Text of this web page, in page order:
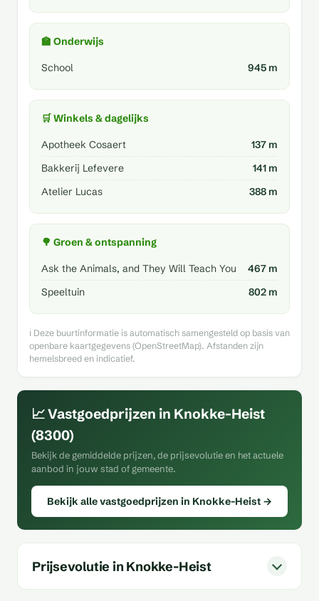
🏫 Onderwijs
School 945 m
🛒 Winkels & dagelijks
Apotheek Cosaert
137 m
Bakkerij Lefevere
141 m
Atelier Lucas
388 m
🌳 Groen & ontspanning
Ask the Animals, and They Will Teach You
467 m
Speeltuin
802 m
ℹ️ Deze buurtinformatie is automatisch samengesteld op basis van
openbare kaartgegevens (OpenStreetMap). Afstanden zijn
hemelsbreed en indicatief.
📈 Vastgoedprijzen in Knokke-Heist
(8300)
Bekijk de gemiddelde prijzen, de prijsevolutie en het actuele
aanbod in jouw stad of gemeente.
Bekijk alle vastgoedprijzen in Knokke-Heist →
Prijsevolutie in Knokke-Heist